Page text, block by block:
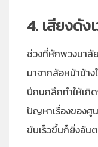
4. เสียงดัง
ช่วงที่หักพวงมาลั
มาจากล้อหน้าข้า
ปีกนกสึกทำให้เกิ
ปัญหาเรื่องของศู
ขับเร็วขึ้นก็ยิ่งอัน